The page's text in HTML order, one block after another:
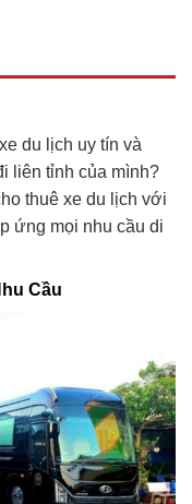
du lịch uy tín và
liên tỉnh của mình?
thuê xe du lịch với
ứng mọi nhu cầu di
Cầu